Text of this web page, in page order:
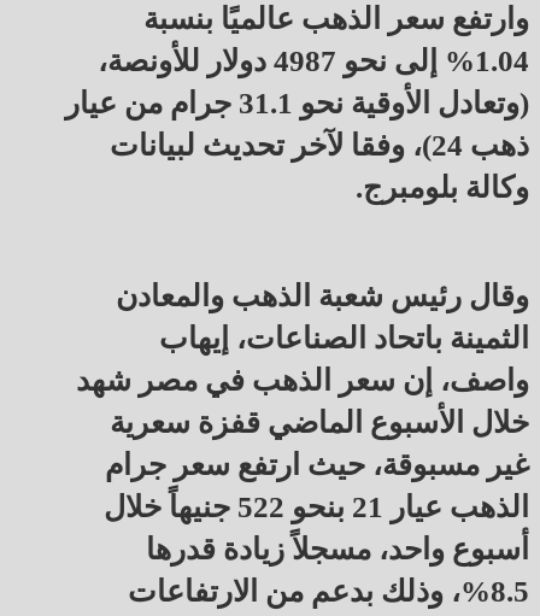
وارتفع سعر الذهب عالميًا بنسبة
1.04% إلى نحو 4987 دولار للأونصة،
(وتعادل الأوقية نحو 31.1 جرام من عيار
ذهب 24)، وفقا لآخر تحديث لبيانات
وكالة بلومبرج.
وقال رئيس شعبة الذهب والمعادن
الثمينة باتحاد الصناعات، إيهاب
واصف، إن سعر الذهب في مصر شهد
خلال الأسبوع الماضي قفزة سعرية
غير مسبوقة، حيث ارتفع سعر جرام
الذهب عيار 21 بنحو 522 جنيهاً خلال
أسبوع واحد، مسجلاً زيادة قدرها
8.5%، وذلك بدعم من الارتفاعات